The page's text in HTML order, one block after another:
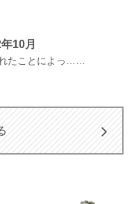
10月
たことによっ……